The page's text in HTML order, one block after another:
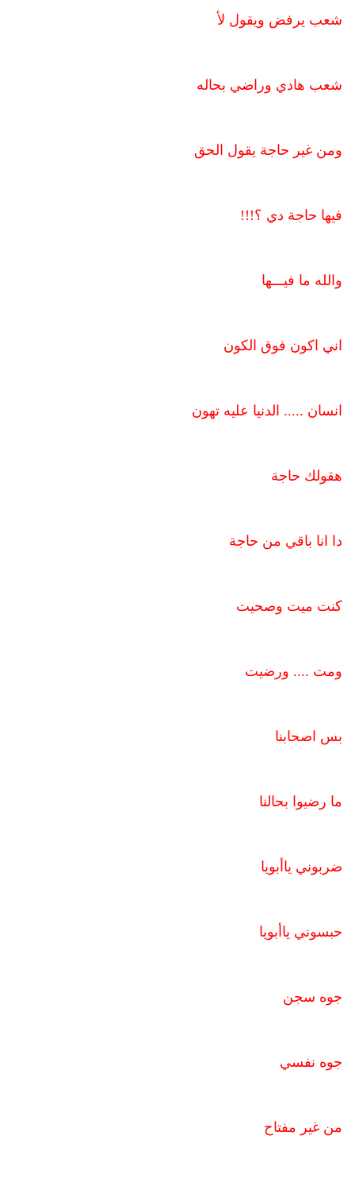
شعب يرفض ويقول لأ
شعب هادي وراضي بحاله
ومن غير حاجة يقول الحق
فيها حاجة دي ؟!!!
والله ما فيـــها
اني اكون فوق الكون
انسان ..... الدنيا عليه تهون
هقولك حاجة
دا انا باقي من حاجة
كنت ميت وصحيت
ومت .... ورضيت
بس اصحابنا
ما رضيوا بحالنا
ضربوني ياأبويا
حبسوني ياأبويا
جوه سجن
جوه نفسي
من غير مفتاح